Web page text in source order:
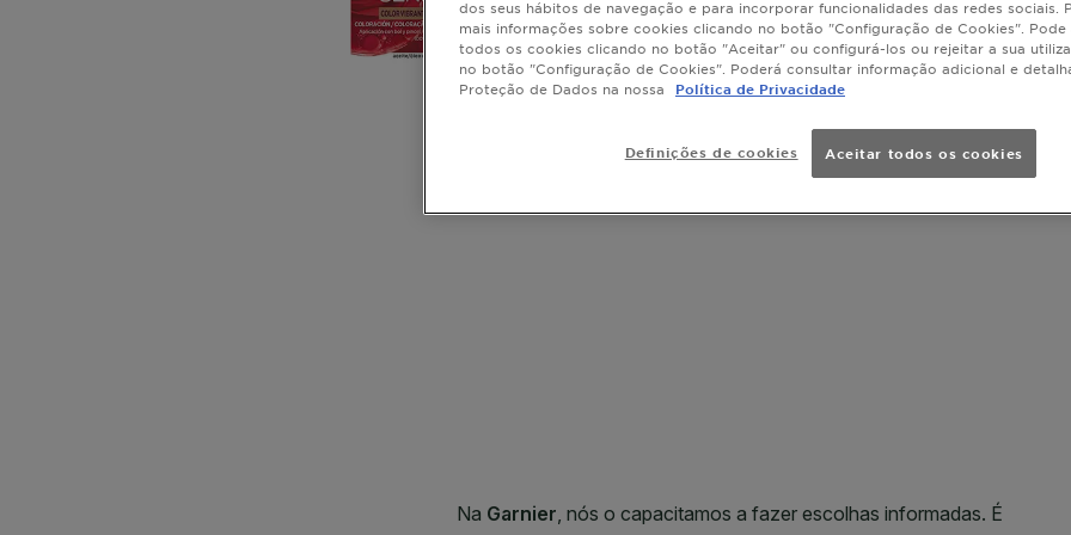
SLIDE 4SLIDE 5
SLIDE 6
SLIDE 7
SLIDE 8
cobertura
Graças à
cor são
capilar e
maiores,
keratina
toque suave
TAMANHO
dos seus hábitos de navegação e para incorporar funcionalidades das redes sociais.
mais informações sobre cookies clicando no botão "Configuração de Cookies". Pode
todos os cookies clicando no botão "Aceitar" ou configurá-los ou rejeitar a sua
no botão "Configuração de Cookies". Poderá consultar informação adicional e
Proteção de Dados na nossa
Política de Privacidade
Definições de cookies Aceitar todos os cookies